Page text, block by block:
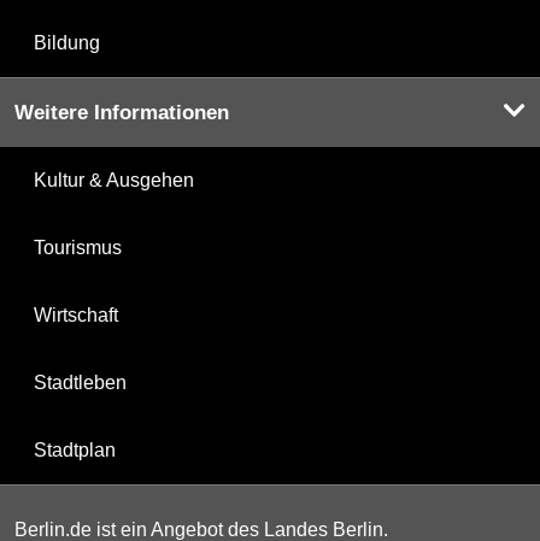
Bildung
Weitere Informationen
Kultur & Ausgehen
Tourismus
Wirtschaft
Stadtleben
Stadtplan
Berlin.de ist ein Angebot des Landes Berlin.